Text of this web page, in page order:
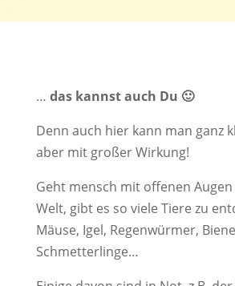
… das kannst auch Du 🙂
Denn auch hier kann man ganz
aber mit großer Wirkung!
Geht mensch mit offenen
Welt, gibt es so viele Tiere zu
Mäuse, Igel, Regenwürmer,
Schmetterlinge…